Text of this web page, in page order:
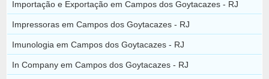
Importação e Exportação em Campos dos Goytacazes - RJ
Impressoras em Campos dos Goytacazes - RJ
Imunologia em Campos dos Goytacazes - RJ
In Company em Campos dos Goytacazes - RJ